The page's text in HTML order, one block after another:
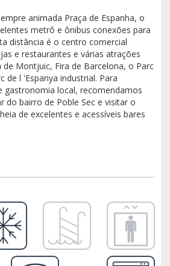
animada Praça de Espanha, o
metrô e ônibus conexões para
distância é o centro comercial
e restaurantes e várias atrações
Montjuic, Fira de Barcelona, ​​o Parc
de l 'Espanya industrial. Para
gastronomia local, recomendamos
do bairro de Poble Sec e visitar o
de excelentes e acessíveis bares